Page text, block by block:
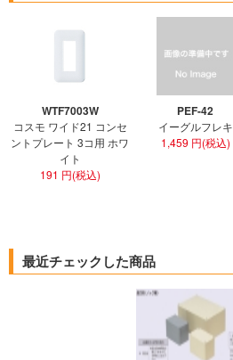
WTF7003W
コスモ ワイド21 コンセ
ントプレート 3コ用 ホワ
イト
191 円(税込)
PEF-42
イーグルフレキ
1,459 円(税込)
最近チェックした商品